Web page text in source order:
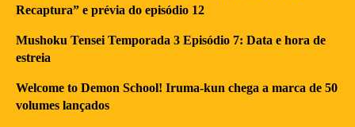
Recaptura” e prévia do episódio 12
Mushoku Tensei Temporada 3 Episódio 7: Data e hora de
estreia
Welcome to Demon School! Iruma-kun chega a marca de 50
volumes lançados